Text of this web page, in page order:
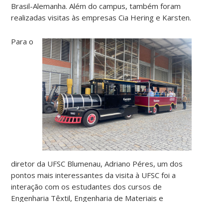
Brasil-Alemanha. Além do campus, também foram
realizadas visitas às empresas Cia Hering e Karsten.
Para o
diretor da UFSC Blumenau, Adriano Péres, um dos
pontos mais interessantes da visita à UFSC foi a
interação com os estudantes dos cursos de
Engenharia Têxtil, Engenharia de Materiais e